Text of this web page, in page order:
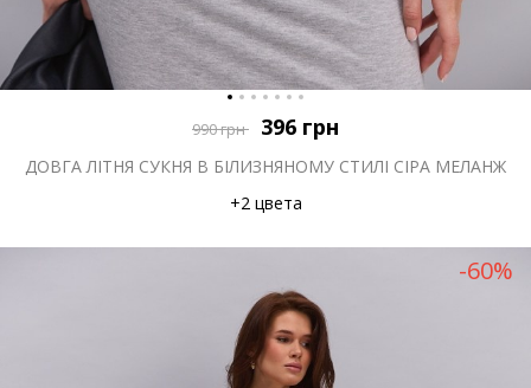
990грн 396 грн
ДОВГА ЛІТНЯ СУКНЯ В БІЛИЗНЯНОМУ СТИЛІ СІРА МЕЛАНЖ
+2 цвета
-60%